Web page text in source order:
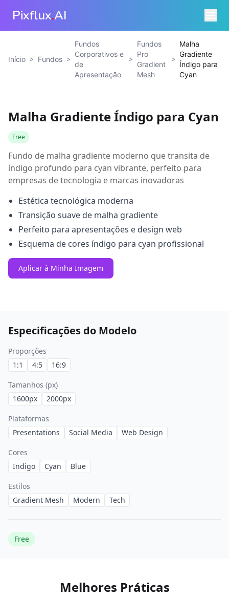
Pixflux.AI
Início > Fundos >
Fundos
Corporativos e
de
Apresentação
>
Fundos
Pro
Gradient
Mesh
>
Malha
Gradiente
Índigo para
Cyan
Malha Gradiente Índigo para Cyan
Free
Fundo de malha gradiente moderno que transita de
índigo profundo para cyan vibrante, perfeito para
empresas de tecnologia e marcas inovadoras
Estética tecnológica moderna
Transição suave de malha gradiente
Perfeito para apresentações e design web
Esquema de cores índigo para cyan profissional
Aplicar à Minha Imagem
Especificações do Modelo
Proporções
1:1
4:5 16:9
Tamanhos (px)
1600px 2000px
Plataformas
Presentations
Social Media Web Design
Cores
Indigo
Cyan Blue
Estilos
Gradient Mesh
Modern Tech
Free
Melhores Práticas